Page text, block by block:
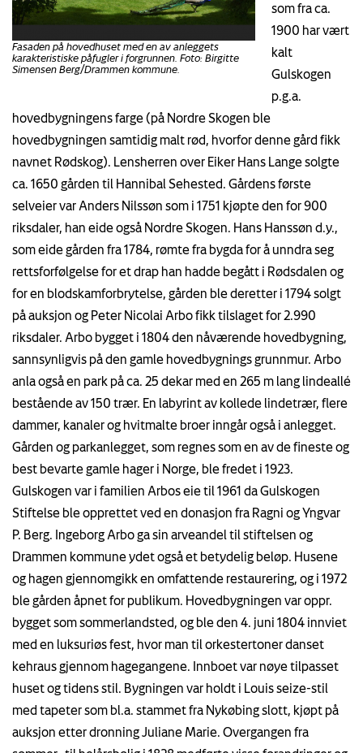
Fasaden på hovedhuset med en av anleggets
karakteristiske påfugler i forgrunnen. Foto: Birgitte
Simensen Berg/Drammen kommune.
som fra ca.
1900 har vært
kalt
Gulskogen
p.g.a.
hovedbygningens farge (på Nordre Skogen ble
hovedbygningen samtidig malt rød, hvorfor denne gård fikk
navnet Rødskog). Lensherren over Eiker Hans Lange solgte
ca. 1650 gården til Hannibal Sehested. Gårdens første
selveier var Anders Nilssøn som i 1751 kjøpte den for 900
riksdaler, han eide også Nordre Skogen. Hans Hanssøn d.y.,
som eide gården fra 1784, rømte fra bygda for å unndra seg
rettsforfølgelse for et drap han hadde begått i Rødsdalen og
for en blodskamforbrytelse, gården ble deretter i 1794 solgt
på auksjon og Peter Nicolai Arbo fikk tilslaget for 2.990
riksdaler. Arbo bygget i 1804 den nåværende hovedbygning,
sannsynligvis på den gamle hovedbygnings grunnmur. Arbo
anla også en park på ca. 25 dekar med en 265 m lang lindeallé
bestående av 150 trær. En labyrint av kollede lindetrær, flere
dammer, kanaler og hvitmalte broer inngår også i anlegget.
Gården og parkanlegget, som regnes som en av de fineste og
best bevarte gamle hager i Norge, ble fredet i 1923.
Gulskogen var i familien Arbos eie til 1961 da Gulskogen
Stiftelse ble opprettet ved en donasjon fra Ragni og Yngvar
P. Berg. Ingeborg Arbo ga sin arveandel til stiftelsen og
Drammen kommune ydet også et betydelig beløp. Husene
og hagen gjennomgikk en omfattende restaurering, og i 1972
ble gården åpnet for publikum. Hovedbygningen var oppr.
bygget som sommerlandsted, og ble den 4. juni 1804 innviet
med en luksuriøs fest, hvor man til orkestertoner danset
kehraus gjennom hagegangene. Innboet var nøye tilpasset
huset og tidens stil. Bygningen var holdt i Louis seize-stil
med tapeter som bl.a. stammet fra Nykøbing slott, kjøpt på
auksjon etter dronning Juliane Marie. Overgangen fra